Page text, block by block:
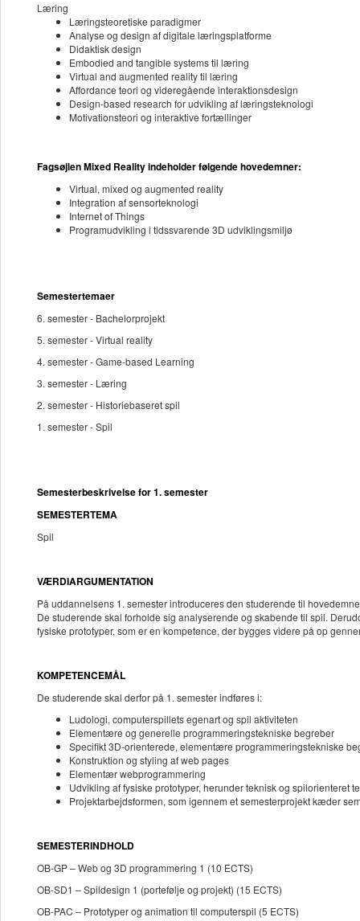
Læring
Læringsteoretiske paradigmer
Analyse og design af digitale læringsplatforme
Didaktisk design
Embodied and tangible systems til læring
Virtual and augmented reality til læring
Affordance teori og videregående interaktionsdesign
Design-based research for udvikling af læringsteknologi
Motivationsteori og interaktive fortællinger
Fagsøjlen Mixed Reality indeholder følgende hovedemner:
Virtual, mixed og augmented reality
Integration af sensorteknologi
Internet of Things
Programudvikling i tidssvarende 3D udviklingsmiljø
Semestertemaer
6. semester - Bachelorprojekt
5. semester - Virtual reality
4. semester - Game-based Learning
3. semester - Læring
2. semester - Historiebaseret spil
1. semester - Spil
Semesterbeskrivelse for 1. semester
SEMESTERTEMA
Spil
VÆRDIARGUMENTATION
På uddannelsens 1. semester introduceres den studerende til
De studerende skal forholde sig analyserende og skabende til spil.
fysiske prototyper, som er en kompetence, der bygges videre på op
KOMPETENCEMÅL
De studerende skal derfor på 1. semester indføres i:
Ludologi, computerspillets egenart og spil aktiviteten
Elementære og generelle programmeringstekniske begreber
Specifikt 3D-orienterede, elementære programmeringstekniske
Konstruktion og styling af web pages
Elementær webprogrammering
Udvikling af fysiske prototyper, herunder teknisk og spilorienteret
Projektarbejdsformen, som igennem et semesterprojekt kæder
SEMESTERINDHOLD
OB-GP – Web og 3D programmering 1 (10 ECTS)
OB-SD1 – Spildesign 1 (portefølje og projekt) (15 ECTS)
OB-PAC – Prototyper og animation til computerspil (5 ECTS)